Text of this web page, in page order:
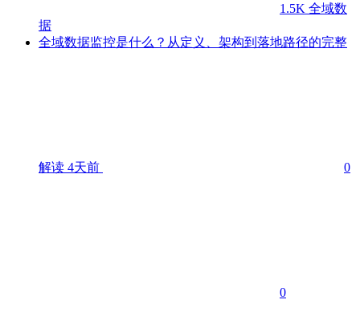
1.5K 全域数
据
全域数据监控是什么？从定义、架构到落地路径的完整
解读 4天前 0
0